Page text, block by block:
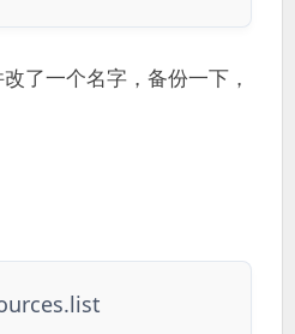
了一个名字，备份一下，